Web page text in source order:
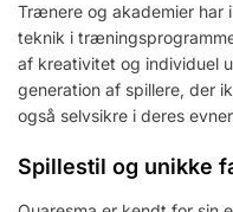
Trænere og akademier har
teknik i
af kreativitet og individuel
generation af spillere, der
også selvsikre i deres
Spillestil og unikke